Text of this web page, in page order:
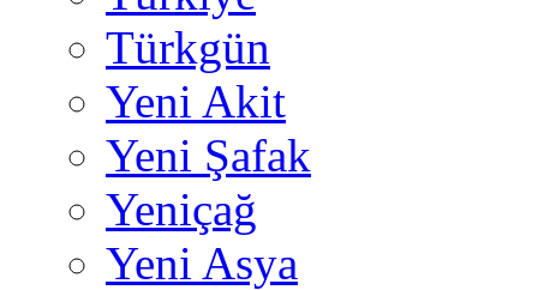
Türkgün
Yeni Akit
Yeni Şafak
Yeniçağ
Yeni Asya